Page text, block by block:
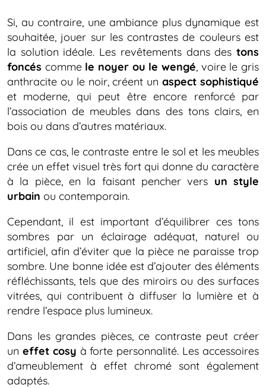
Si, au contraire, une ambiance plus dynamique est
souhaitée, jouer sur les contrastes de couleurs est
la solution idéale. Les revêtements dans des tons
foncés comme le noyer ou le wengé, voire le gris
anthracite ou le noir, créent unaspect sophistiqué
et moderne, qui peut être encore renforcé par
l’association de meubles dans des tons clairs, en
bois ou dans d’autres matériaux.
Dans ce cas, le contraste entre le sol et les meubles
crée un effet visuel très fort qui donne du caractère
à la pièce, en la faisant pencher vers un style
urbain ou contemporain.
Cependant, il est important d’équilibrer ces tons
sombres par un éclairage adéquat, naturel ou
artificiel, afin d’éviter que la pièce ne paraisse trop
sombre. Une bonne idée est d’ajouter des éléments
réfléchissants, tels que des miroirs ou des surfaces
vitrées, qui contribuent à diffuser la lumière et à
rendre l’espace plus lumineux.
Dans les grandes pièces, ce contraste peut créer
un effet cosy à forte personnalité. Les accessoires
d’ameublement à effet chromé sont également
adaptés.